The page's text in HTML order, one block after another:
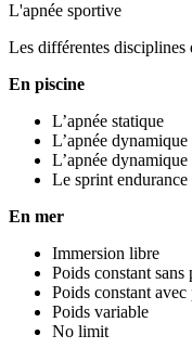
L'apnée sportive
Les différentes disciplines
En piscine
L’apnée statique
L’apnée dynamique
L’apnée
Le sprint
En mer
Immersion libre
Poids constant sans
Poids constant avec
Poids variable
No limit